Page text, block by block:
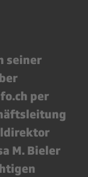
seiner
per
M. Bieler